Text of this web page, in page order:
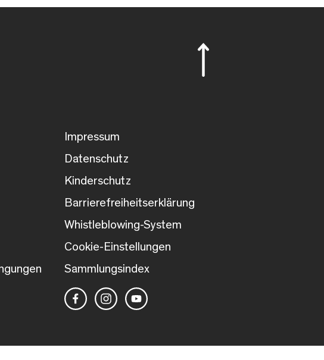
Impressum
Datenschutz
Kinderschutz
Barrierefreiheitserklärung
Whistleblowing-System
Cookie-Einstellungen
Sammlungsindex